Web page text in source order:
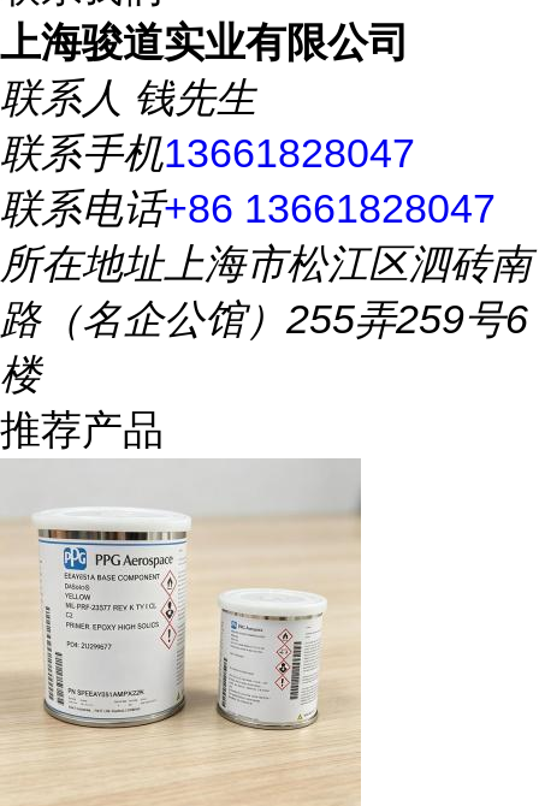
上海骏道实业有限公司
联系人 钱先生
联系手机13661828047
联系电话+86 13661828047
所在地址上海市松江区泗砖南
路（名企公馆）255弄259号6
楼
推荐产品